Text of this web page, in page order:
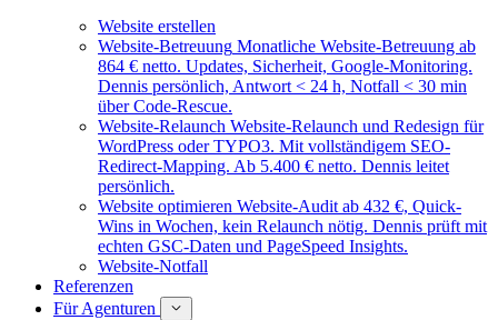
Website erstellen
Website-Betreuung Monatliche Website-Betreuung ab
864 € netto. Updates, Sicherheit, Google-Monitoring.
Dennis persönlich, Antwort < 24 h, Notfall < 30 min
über Code-Rescue.
Website-Relaunch Website-Relaunch und Redesign für
WordPress oder TYPO3. Mit vollständigem SEO-
Redirect-Mapping. Ab 5.400 € netto. Dennis leitet
persönlich.
Website optimieren Website-Audit ab 432 €, Quick-
Wins in Wochen, kein Relaunch nötig. Dennis prüft mit
echten GSC-Daten und PageSpeed Insights.
Website-Notfall
Referenzen
Für Agenturen